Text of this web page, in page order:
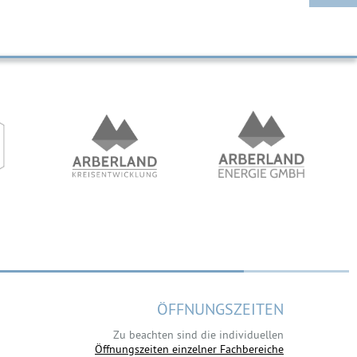
ÖFFNUNGSZEITEN
Zu beachten sind die individuellen
Öffnungszeiten einzelner Fachbereiche